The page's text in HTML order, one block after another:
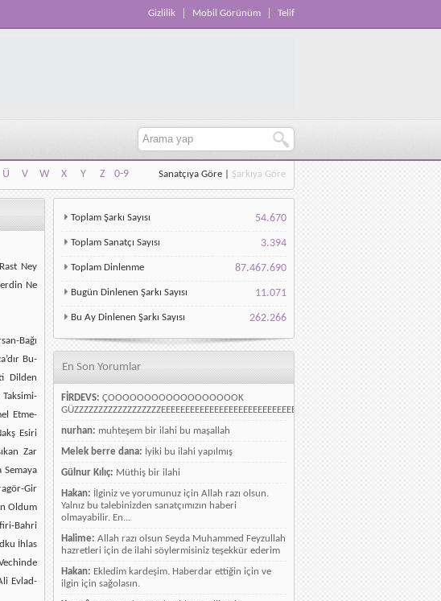
Gizlilik Mobil Görünüm Telif
Ü V W X Y Z
0-9
Ü V W X Y Z 0-9
Sanatçıya Göre Şarkıya Göre
Ney
Ne
Bağı
Bu-
Dilden
Etme-
Esiri
Zar
Semaya
Gir
Oldum
Bahri
İhlas
Evlad-
Toplam Şarkı Sayısı 54.670
Toplam Sanatçı Sayısı 3.394
Toplam Dinlenme 87.467.690
Bugün Dinlenen Şarkı Sayısı 11.071
Bu Ay Dinlenen Şarkı Sayısı 262.266
En Son Yorumlar
FİRDEVS: ÇOOOOOOOOOOOOOOOOOOK
GÜZZZZZZZZZZZZZZZZZZEEEEEEEEEEEEEEEEEEEEEEEEEEEEELLLLLLLLLLLLLLLLLLLLLLLL
nurhan: muhteşem bir ilahi bu maşallah
Melek berre dana: İyiki bu ilahi yapılmış
Gülnur Kılıç: Müthiş bir ilahi
Hakan: İlginiz ve yorumunuz için Allah razı olsun.
Yalnız bu talebinizden sanatçımızın haberi
olmayabilir. En...
Halime: Allah razı olsun Seyda Muhammed Feyzullah
hazretleri için de ilahi söylermisiniz teşekkür ederim
Hakan: Ekledim kardeşim. Haberdar ettiğin için ve
ilgin için sağolasın.